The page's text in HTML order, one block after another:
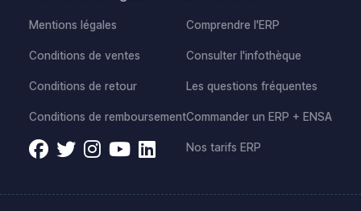
Mentions légales
Conditions de ventes
Conditions de retour
Conditions de remboursement
Comprendre l'ERP
Consulter l'infothèque
Les questions fréquentes
Commander un ERP + ENSA
Nos tarifs ERP